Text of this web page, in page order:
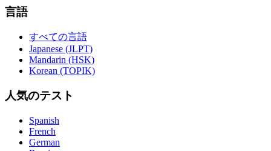
言語
すべての言語
Japanese (JLPT)
Mandarin (HSK)
Korean (TOPIK)
人気のテスト
Spanish
French
German